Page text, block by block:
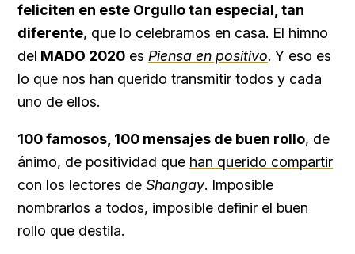
feliciten en este Orgullo tan especial, tan
diferente, que lo celebramos en casa. El himno
del MADO 2020 es Piensa en positivo. Y eso es
lo que nos han querido transmitir todos y cada
uno de ellos.
100 famosos, 100 mensajes de buen rollo, de
ánimo, de positividad que han querido compartir
con los lectores de Shangay. Imposible
nombrarlos a todos, imposible definir el buen
rollo que destila.